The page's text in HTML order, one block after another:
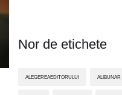
Nor de etichete
ALEGEREAEDITORULUI ALIBUNAR